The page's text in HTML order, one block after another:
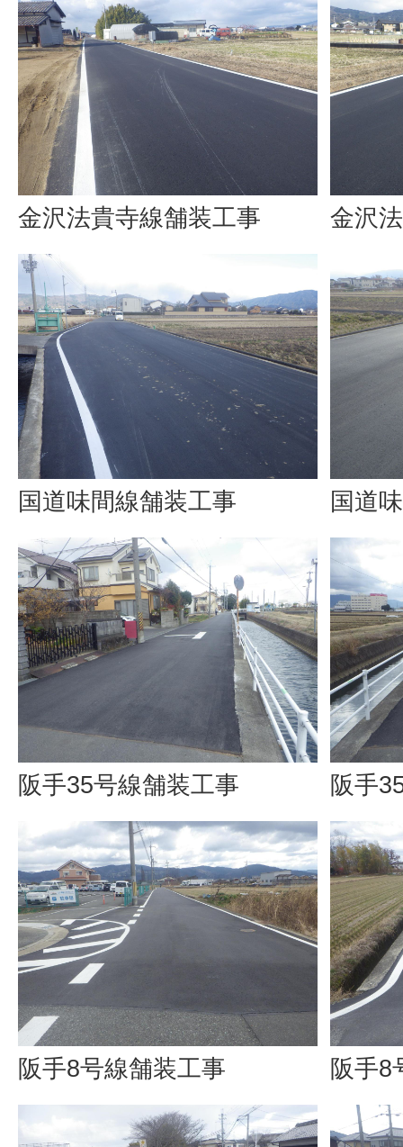
金沢法貴寺線舗装工事 金沢
国道味間線舗装工事 国道
阪手35号線舗装工事 阪手
阪手8号線舗装工事 阪手8